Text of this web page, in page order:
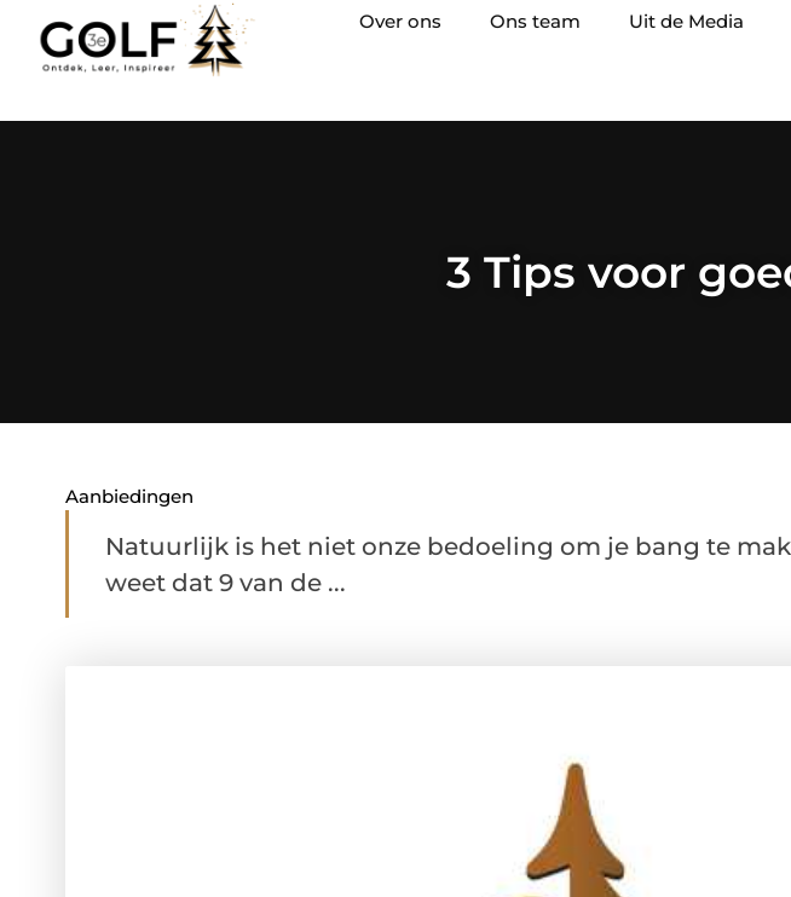
Over ons Ons team Uit de Media
3 Tips voor
Aanbiedingen
Natuurlijk is het niet onze bedoeling om je bang te
weet dat 9 van de ...